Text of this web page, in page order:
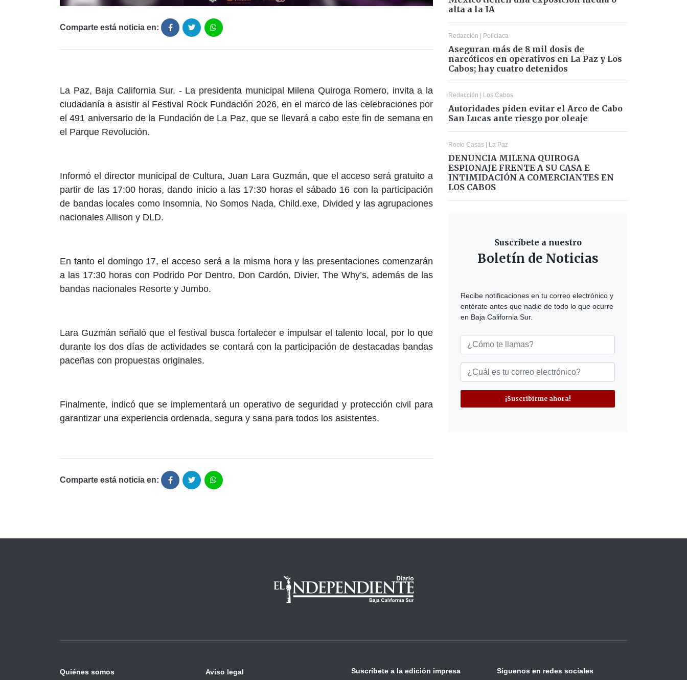
Comparte está noticia en:
La Paz, Baja California Sur. - La presidenta municipal Milena Quiroga Romero, invita a la
ciudadanía a asistir al Festival Rock Fundación 2026, en el marco de las celebraciones por
el 491 aniversario de la Fundación de La Paz, que se llevará a cabo este fin de semana en
el Parque Revolución.
Informó el director municipal de Cultura, Juan Lara Guzmán, que el acceso será gratuito a
partir de las 17:00 horas, dando inicio a las 17:30 horas el sábado 16 con la participación
de bandas locales como Insomnia, No Somos Nada, Child.exe, Divided y las agrupaciones
nacionales Allison y DLD.
En tanto el domingo 17, el acceso será a la misma hora y las presentaciones comenzarán
a las 17:30 horas con Podrido Por Dentro, Don Cardón, Divier, The Why’s, además de las
bandas nacionales Resorte y Jumbo.
Lara Guzmán señaló que el festival busca fortalecer e impulsar el talento local, por lo que
durante los dos días de actividades se contará con la participación de destacadas bandas
paceñas con propuestas originales.
Finalmente, indicó que se implementará un operativo de seguridad y protección civil para
garantizar una experiencia ordenada, segura y sana para todos los asistentes.
Comparte está noticia en:
alta a la IA
Redacción | Policiaca
Aseguran más de 8 mil dosis de
narcóticos en operativos en La Paz y Los
Cabos; hay cuatro detenidos
Redacción | Los Cabos
Autoridades piden evitar el Arco de Cabo
San Lucas ante riesgo por oleaje
Rocio Casas | La Paz
DENUNCIA MILENA QUIROGA
ESPIONAJE FRENTE A SU CASA E
INTIMIDACIÓN A COMERCIANTES EN
LOS CABOS
Suscríbete a nuestro
Boletín de Noticias
Recibe notificaciones en tu correo electrónico y
entérate antes que nadie de todo lo que ocurre
en Baja California Sur.
¡Suscribirme ahora!
Quiénes somos
Aviso legal
Suscríbete a la edición impresa Síguenos en redes sociales